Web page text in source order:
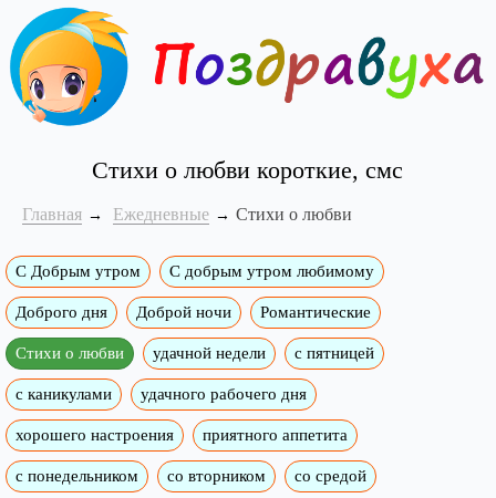
Стихи о любви короткие, смс
Главная Ежедневные Стихи о любви
С Добрым утром C добрым утром любимому
Доброго дня Доброй ночи Романтические
Стихи о любви удачной недели c пятницей
с каникулами удачного рабочего дня
хорошего настроения приятного аппетита
с понедельником со вторником со средой